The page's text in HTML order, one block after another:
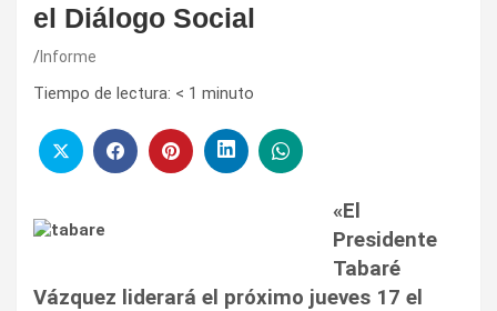
el Diálogo Social
Informe
Tiempo de lectura: < 1 minuto
«El
Presidente
Tabaré
Vázquez liderará el próximo jueves 17 el